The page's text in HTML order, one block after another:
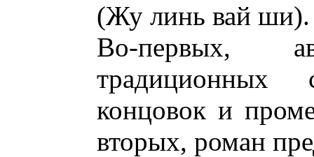
(Жу линь вай
Во-первых,
традиционных
концовок и
вторых, роман